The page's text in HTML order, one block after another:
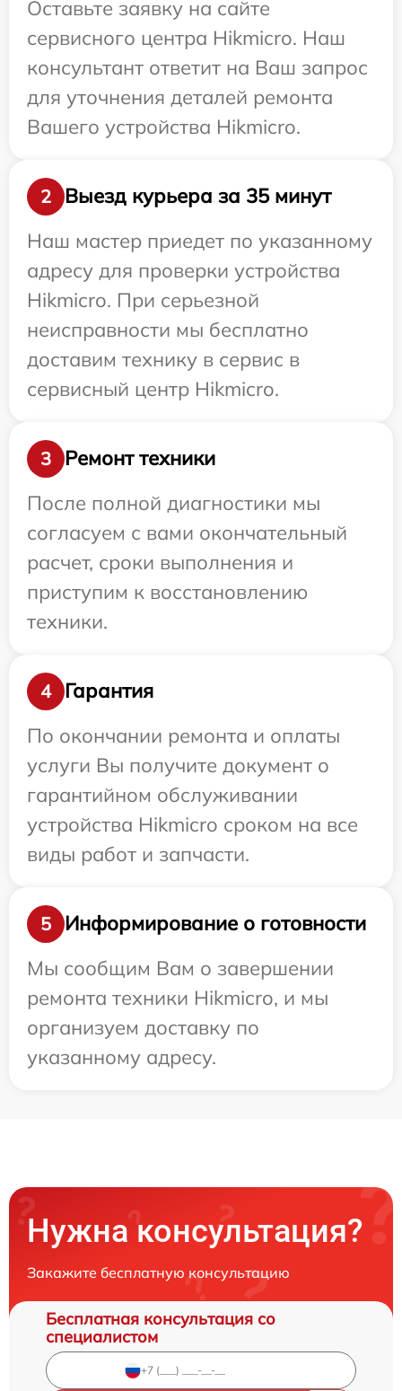
Оставьте заявку на сайте
сервисного центра Hikmicro. Наш
консультант ответит на Ваш запрос
для уточнения деталей ремонта
Вашего устройства Hikmicro.
2
Выезд курьера за 35 минут
Наш мастер приедет по указанному
адресу для проверки устройства
Hikmicro. При серьезной
неисправности мы бесплатно
доставим технику в сервис в
сервисный центр Hikmicro.
3
Ремонт техники
После полной диагностики мы
согласуем с вами окончательный
расчет, сроки выполнения и
приступим к восстановлению
техники.
4
Гарантия
По окончании ремонта и оплаты
услуги Вы получите документ о
гарантийном обслуживании
устройства Hikmicro сроком на все
виды работ и запчасти.
5
Информирование о готовности
Мы сообщим Вам о завершении
ремонта техники Hikmicro, и мы
организуем доставку по
указанному адресу.
Нужна консультация?
Закажите бесплатную консультацию
Бесплатная консультация со
специалистом